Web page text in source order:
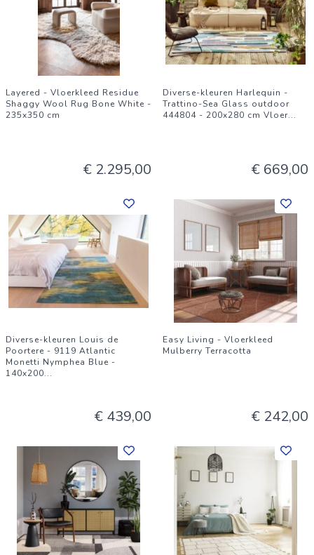
Layered - Vloerkleed Residue
Shaggy Wool Rug Bone White -
235x350 cm
€ 2.295,00
Diverse-kleuren Harlequin -
Trattino-Sea Glass outdoor
444804 - 200x280 cm Vloer...
€ 669,00
Diverse-kleuren Louis de
Poortere - 9119 Atlantic
Monetti Nymphea Blue -
140x200...
€ 439,00
Easy Living - Vloerkleed
Mulberry Terracotta
€ 242,00